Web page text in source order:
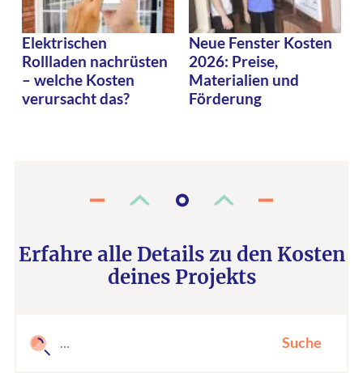
Elektrischen
Rollladen nachrüsten
– welche Kosten
verursacht das?
Neue Fenster Kosten
2026: Preise,
Materialien und
Förderung
Erfahre alle Details zu den Kosten
deines Projekts
Suche